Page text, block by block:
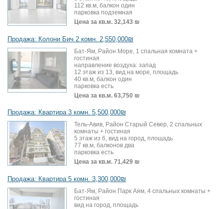
112 кв.м, балкон один
парковка подземная
Цена за кв.м. 32,143 ₪
Продажа: Колони Бич 2 комн. 2,550,000₪
Бат-Ям, Район Море, 1 спальная комната +
гостиная
направление воздуха: запад
12 этаж из 13, вид на море, площадь
40 кв.м, балкон один
парковка есть
Цена за кв.м. 63,750 ₪
Продажа: Квартира 3 комн. 5,500,000₪
Тель-Авив, Район Старый Север, 2 спальных
комнаты + гостиная
5 этаж из 6, вид на город, площадь
77 кв.м, балконов два
парковка есть
Цена за кв.м. 71,429 ₪
Продажа: Квартира 5 комн. 3,300,000₪
Бат-Ям, Район Парк Аям, 4 спальных комнаты +
гостиная
вид на город, площадь